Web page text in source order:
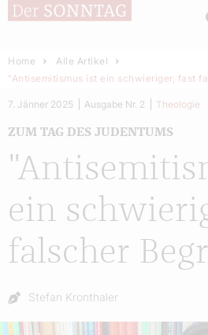
Home
Alle Artikel
"Antisemitismus ist ein schwieriger, fast
ein
falscher
ZUM TAG DES JUDENTUMS
7. Jänner 2025 Ausgabe Nr. 2 Theologie
Autor:
Stefan Kronthaler